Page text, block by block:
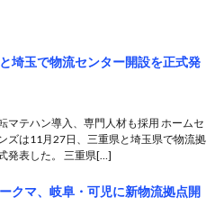
埼玉で物流センター開設を正式発
マテハン導入、専門人材も採用 ホームセ
ズは11月27日、三重県と埼玉県で物流拠
発表した。 三重県[…]
クマ、岐阜・可児に新物流拠点開